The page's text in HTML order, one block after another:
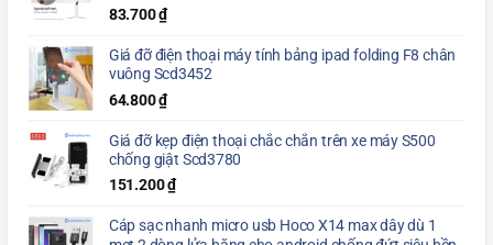
83.700₫
Giá đỡ điện thoại máy tính bảng ipad folding F8 chân
vuông Scd3452
64.800₫
Giá đỡ kẹp điện thoại chắc chắn trên xe máy S500
chống giật Scd3780
151.200₫
Cáp sạc nhanh micro usb Hoco X14 max dây dù 1